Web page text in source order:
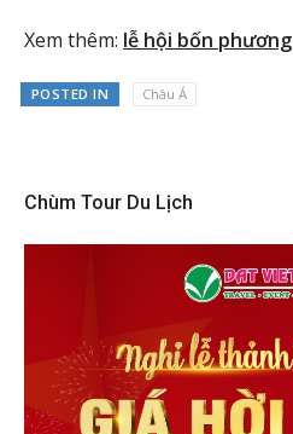
Xem thêm: lễ hội bốn phương
POSTED IN Châu Á
Chùm Tour Du Lịch